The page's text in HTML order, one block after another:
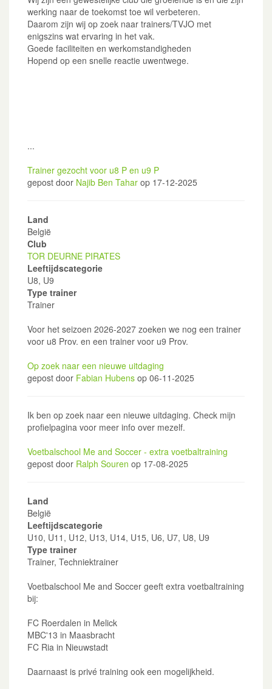
werking naar de toekomst toe wil verbeteren.
Daarom zijn wij op zoek naar trainers/TVJO met
enigszins wat ervaring in het vak.
Goede faciliteiten en werkomstandigheden
Hopend op een snelle reactie uwentwege.
...
Trainer gezocht voor u8 P en u9 P
gepost door Najib Ben Tahar op 17-12-2025
Land
België
Club
TOR DEURNE PIRATES
Leeftijdscategorie
U8, U9
Type trainer
Trainer
Voor het seizoen 2026-2027 zoeken we nog een trainer
voor u8 Prov. en een trainer voor u9 Prov.
Op zoek naar een nieuwe uitdaging
gepost door Fabian Hubens op 06-11-2025
Ik ben op zoek naar een nieuwe uitdaging. Check mijn
profielpagina voor meer info over mezelf.
Voetbalschool Me and Soccer - extra voetbaltraining
gepost door Ralph Souren op 17-08-2025
Land
België
Leeftijdscategorie
U10, U11, U12, U13, U14, U15, U6, U7, U8, U9
Type trainer
Trainer, Techniektrainer
Voetbalschool Me and Soccer geeft extra voetbaltraining
bij:
FC Roerdalen in Melick
MBC'13 in Maasbracht
FC Ria in Nieuwstadt
Daarnaast is privé training ook een mogelijkheid.